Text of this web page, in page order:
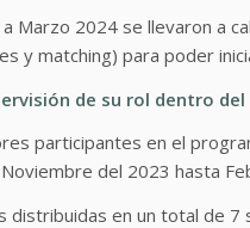
Marzo 2024 se llevaron a
y matching) para poder
de su rol dentro
participantes en el
del 2023 hasta
distribuidas en un total de